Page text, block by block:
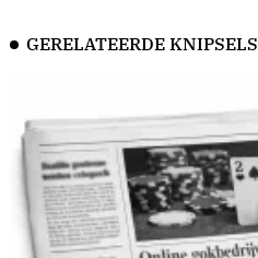
GERELATEERDE KNIPSELS